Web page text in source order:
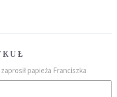
papieża Franciszka